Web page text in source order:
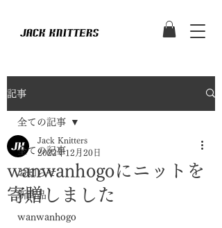
記事
全ての記事
お知らせ
新商品
wanwanhogo
全ての記事
wanwanhogoにニットを
寄贈しました
Jack Knitters
2022年12月20日